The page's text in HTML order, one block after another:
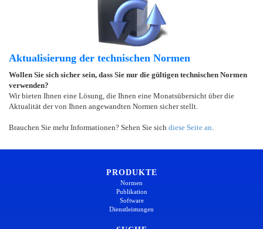
Aktualisierung der technischen Normen
Wollen Sie sich sicher sein, dass Sie nur die gültigen technischen Normen
verwenden?
Wir bieten Ihnen eine Lösung, die Ihnen eine Monatsübersicht über die
Aktualität der von Ihnen angewandten Normen sicher stellt.
Brauchen Sie mehr Informationen? Sehen Sie sich diese Seite an
PRODUKTE
Normen
Publikation
Software
Dienstleistungen